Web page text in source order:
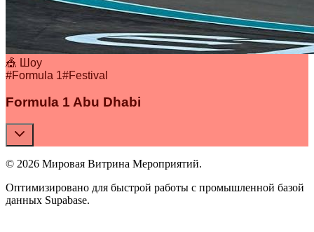
🎪 Шоу
#Formula 1#Festival
Formula 1 Abu Dhabi
© 2026 Мировая Витрина Мероприятий.
Оптимизировано для быстрой работы с промышленной базой
данных Supabase.